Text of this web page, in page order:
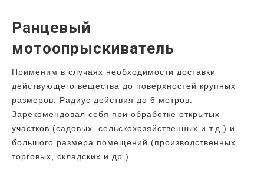
Ранцевый
мотоопрыскиватель
Применим в случаях необходимости доставки
действующего вещества до поверхностей крупных
размеров. Радиус действия до 6 метров.
Зарекомендовал себя при обработке открытых
участков (садовых, сельскохозяйственных и т.д.) и
большого размера помещений (производственных,
торговых, складских и др.)